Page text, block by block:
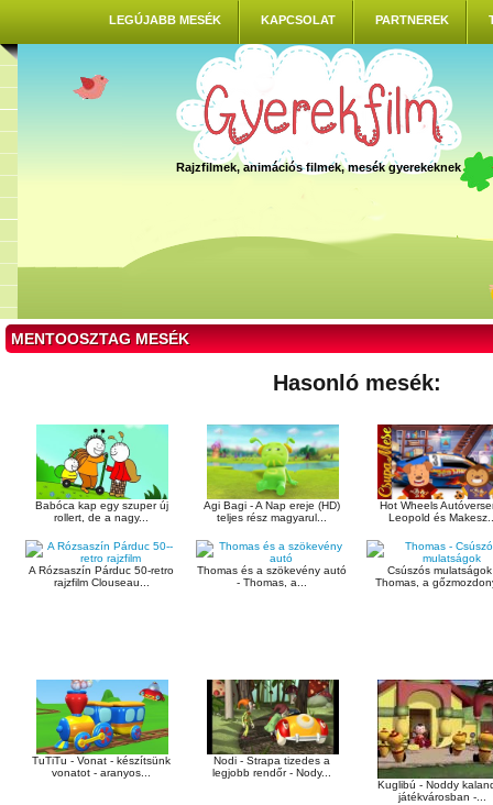
LEGÚJABB MESÉK KAPCSOLAT PARTNEREK
Rajzfilmek, animációs filmek, mesék gyerekeknek
MENTOOSZTAG MESÉK
Hasonló mesék:
Babóca kap egy szuper új
rollert, de a nagy...
Agi Bagi - A Nap ereje (HD)
teljes rész magyarul...
Hot Wheels
Leopold és
A Rózsaszín Párduc 50-retro
rajzfilm Clouseau...
Thomas és a szökevény autó
- Thomas, a...
Csúszós
Thomas, a
TuTiTu - Vonat - készítsünk
vonatot - aranyos...
Nodi - Strapa tizedes a
legjobb rendőr - Nody...
Kuglibú - Noddy
játékvárosban -...